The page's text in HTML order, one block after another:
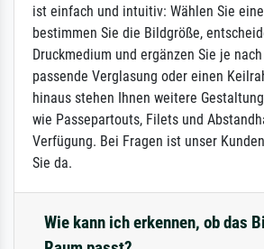
ist einfach und intuitiv: Wählen Sie
bestimmen Sie die Bildgröße,
Druckmedium und ergänzen Sie je
passende Verglasung oder einen
hinaus stehen Ihnen weitere
wie Passepartouts, Filets und
Verfügung. Bei Fragen ist unser
Sie da.
Wie kann ich erkennen, ob das